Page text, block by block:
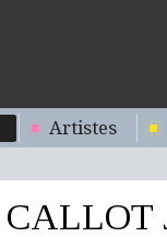
Artistes
CALLOT